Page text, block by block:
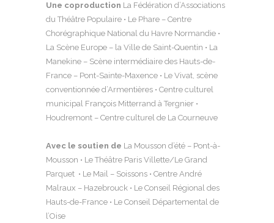
Une coproduction La Fédération d’Associations
du Théâtre Populaire • Le Phare – Centre
Chorégraphique National du Havre Normandie •
La Scène Europe – la Ville de Saint-Quentin • La
Manekine – Scène intermédiaire des Hauts-de-
France – Pont-Sainte-Maxence • Le Vivat, scène
conventionnée d’Armentières • Centre culturel
municipal François Mitterrand à Tergnier •
Houdremont – Centre culturel de La Courneuve
Avec le soutien de La Mousson d’été – Pont-à-
Mousson • Le Théâtre Paris Villette/Le Grand
Parquet • Le Mail – Soissons • Centre André
Malraux – Hazebrouck • Le Conseil Régional des
Hauts-de-France • Le Conseil Départemental de
l’Oise